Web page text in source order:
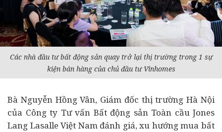
Các nhà đầu tư bất động sảnquay trở lại thị trường trong 1 sự
kiện bán hàng của chủ đầu tư Vinhomes
Bà Nguyễn Hồng Vân, Giám đốc thị trường Hà Nội
của Công ty Tư vấn Bất động sản Toàn cầu Jones
Lang Lasalle Việt Nam đánh giá, xu hướng mua bất